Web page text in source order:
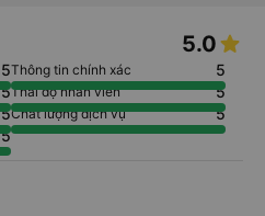
5.0
5Thông tin chính xác 5
5Thái độ nhân viên 5
5Chất lượng dịch vụ 5
5